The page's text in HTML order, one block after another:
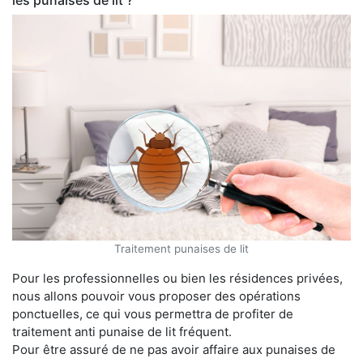
Traitement punaises de lit
Pour les professionnelles ou bien les résidences privées,
nous allons pouvoir vous proposer des opérations
ponctuelles, ce qui vous permettra de profiter de
traitement anti punaise de lit fréquent.
Pour être assuré de ne pas avoir affaire aux punaises de